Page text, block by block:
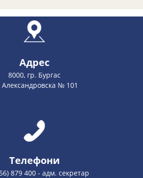
Адрес
8000, гр. Бургас
Александровска № 101
Телефони
879 400 - адм. секретар